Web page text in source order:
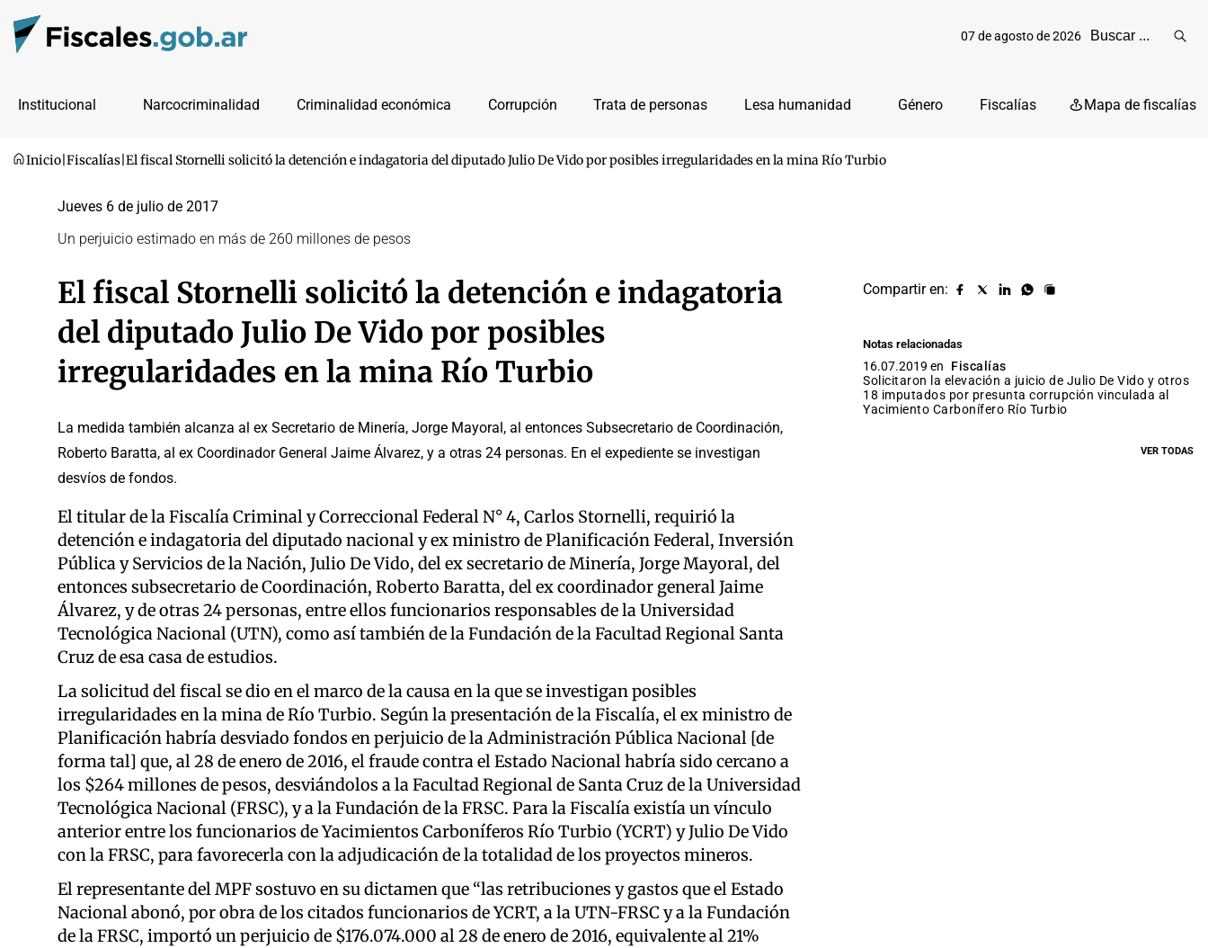
07 de agosto de 2026
Institucional Narcocriminalidad Criminalidad económica Corrupción Trata de personas Lesa humanidad Género Fiscalías Mapa de fiscalías
Inicio Fiscalías El fiscal Stornelli solicitó la detención e indagatoria del diputado Julio De Vido por posibles irregularidades en la mina Río Turbio
Jueves 6 de julio de 2017
Un perjuicio estimado en más de 260 millones de pesos
El fiscal Stornelli solicitó la detención e indagatoria
del diputado Julio De Vido por posibles
irregularidades en la mina Río Turbio
La medida también alcanza al ex Secretario de Minería, Jorge Mayoral, al entonces Subsecretario de Coordinación,
Roberto Baratta, al ex Coordinador General Jaime Álvarez, y a otras 24 personas. En el expediente se investigan
desvíos de fondos.
El titular de la Fiscalía Criminal y Correccional Federal N° 4, Carlos Stornelli, requirió la
detención e indagatoria del diputado nacional y ex ministro de Planificación Federal, Inversión
Pública y Servicios de la Nación, Julio De Vido, del ex secretario de Minería, Jorge Mayoral, del
entonces subsecretario de Coordinación, Roberto Baratta, del ex coordinador general Jaime
Álvarez, y de otras 24 personas, entre ellos funcionarios responsables de la Universidad
Tecnológica Nacional (UTN), como así también de la Fundación de la Facultad Regional Santa
Cruz de esa casa de estudios.
La solicitud del fiscal se dio en el marco de la causa en la que se investigan posibles
irregularidades en la mina de Río Turbio. Según la presentación de la Fiscalía, el ex ministro de
Planificación habría desviado fondos en perjuicio de la Administración Pública Nacional [de
forma tal] que, al 28 de enero de 2016, el fraude contra el Estado Nacional habría sido cercano a
los $264 millones de pesos, desviándolos a la Facultad Regional de Santa Cruz de la Universidad
Tecnológica Nacional (FRSC), y a la Fundación de la FRSC. Para la Fiscalía existía un vínculo
anterior entre los funcionarios de Yacimientos Carboníferos Río Turbio (YCRT) y Julio De Vido
con la FRSC, para favorecerla con la adjudicación de la totalidad de los proyectos mineros.
El representante del MPF sostuvo en su dictamen que “las retribuciones y gastos que el Estado
Nacional abonó, por obra de los citados funcionarios de YCRT, a la UTN-FRSC y a la Fundación
de la FRSC, importó un perjuicio de $176.074.000 al 28 de enero de 2016, equivalente al 21%
Compartir en:
Compartir
Compartir
Compartir
Compartir
Copiar
Notas relacionadas
16.07.2019 en
Fiscalías
Solicitaron la elevación a juicio de Julio De Vido y otros
18 imputados por presunta corrupción vinculada al
Yacimiento Carbonífero Río Turbio
VER TODAS